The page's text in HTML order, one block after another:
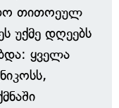
თითოეულ
უქმე დღეებს
ყველა